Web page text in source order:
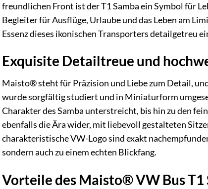
freundlichen Front ist der T1 Samba ein Symbol für
Begleiter für Ausflüge, Urlaube und das Leben am
Essenz dieses ikonischen Transporters detailgetreu
Exquisite Detailtreue und
Maisto® steht für Präzision und Liebe zum Detail,
wurde sorgfältig studiert und in Miniaturform
Charakter des Samba unterstreicht, bis hin zu den
ebenfalls die Ära wider, mit liebevoll gestalteten
charakteristische VW-Logo sind exakt
sondern auch zu einem echten Blickfang.
Vorteile des Maisto® VW Bus